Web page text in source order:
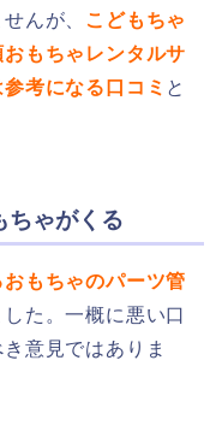
んが、 こどもちゃ
もちゃレンタルサ
考になる口コミ と
ちゃがくる
おもちゃのパーツ管
た。一概に悪い口
意見ではありま